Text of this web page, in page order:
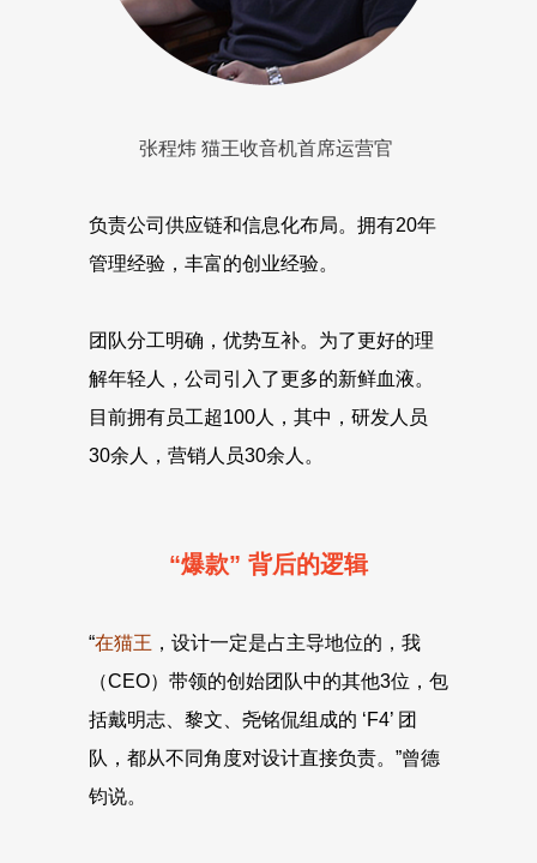
张程炜 猫王收音机首席运营官
负责公司供应链和信息化布局。拥有20年
管理经验，丰富的创业经验。
团队分工明确，优势互补。为了更好的理
解年轻人，公司引入了更多的新鲜血液。
目前拥有员工超100人，其中，研发人员
30余人，营销人员30余人。
“爆款” 背后的逻辑
“在猫王 ，设计一定是占主导地位的，我
（CEO）带领的创始团队中的其他3位，包
括戴明志、黎文、尧铭侃组成的 ‘F4’ 团
队，都从不同角度对设计直接负责。”曾德
钧说。